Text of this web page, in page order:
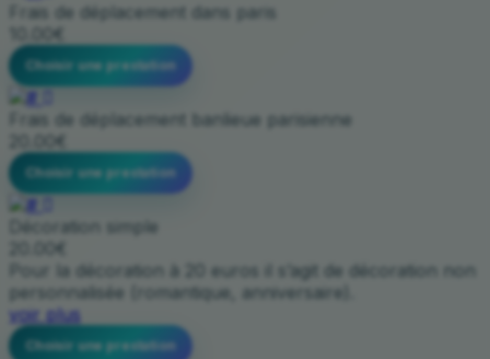
Frais de déplacement dans paris
10.00€
Choisir une prestation
Frais de déplacement banlieue parisienne
20.00€
Choisir une prestation
Décoration simple
20.00€
Pour la décoration à 20 euros il s’agit de décoration non
personnalisée (romantique, anniversaire).
voir plus
Choisir une prestation